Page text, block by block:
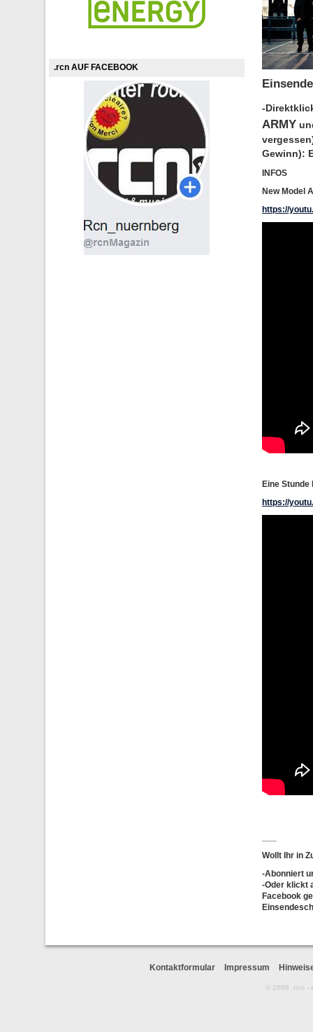
.rcn AUF FACEBOOK
-
ARMY
Gewinn):
INFOS
New Model
https://
Eine
https://
Wollt Ihr in
-Abonniert
-Oder klickt
Facebook
Kontaktformular Impressum
© 2008 .rcn